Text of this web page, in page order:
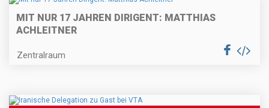
MIT NUR 17 JAHREN DIRIGENT: MATTHIAS
ACHLEITNER
Zentralraum